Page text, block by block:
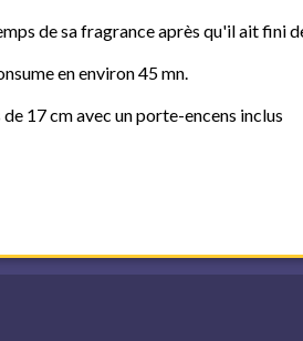
de sa fragrance après qu'il ait fini
en environ 45 mn.
17 cm avec un porte-encens inclus